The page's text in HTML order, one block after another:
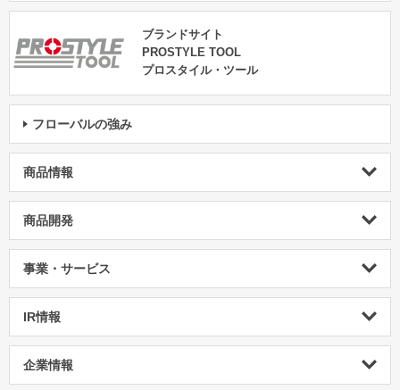
ブランドサイト
PROSTYLE TOOL
プロスタイル・ツール
フローバルの強み
商品情報
商品開発
事業・サービス
IR情報
企業情報